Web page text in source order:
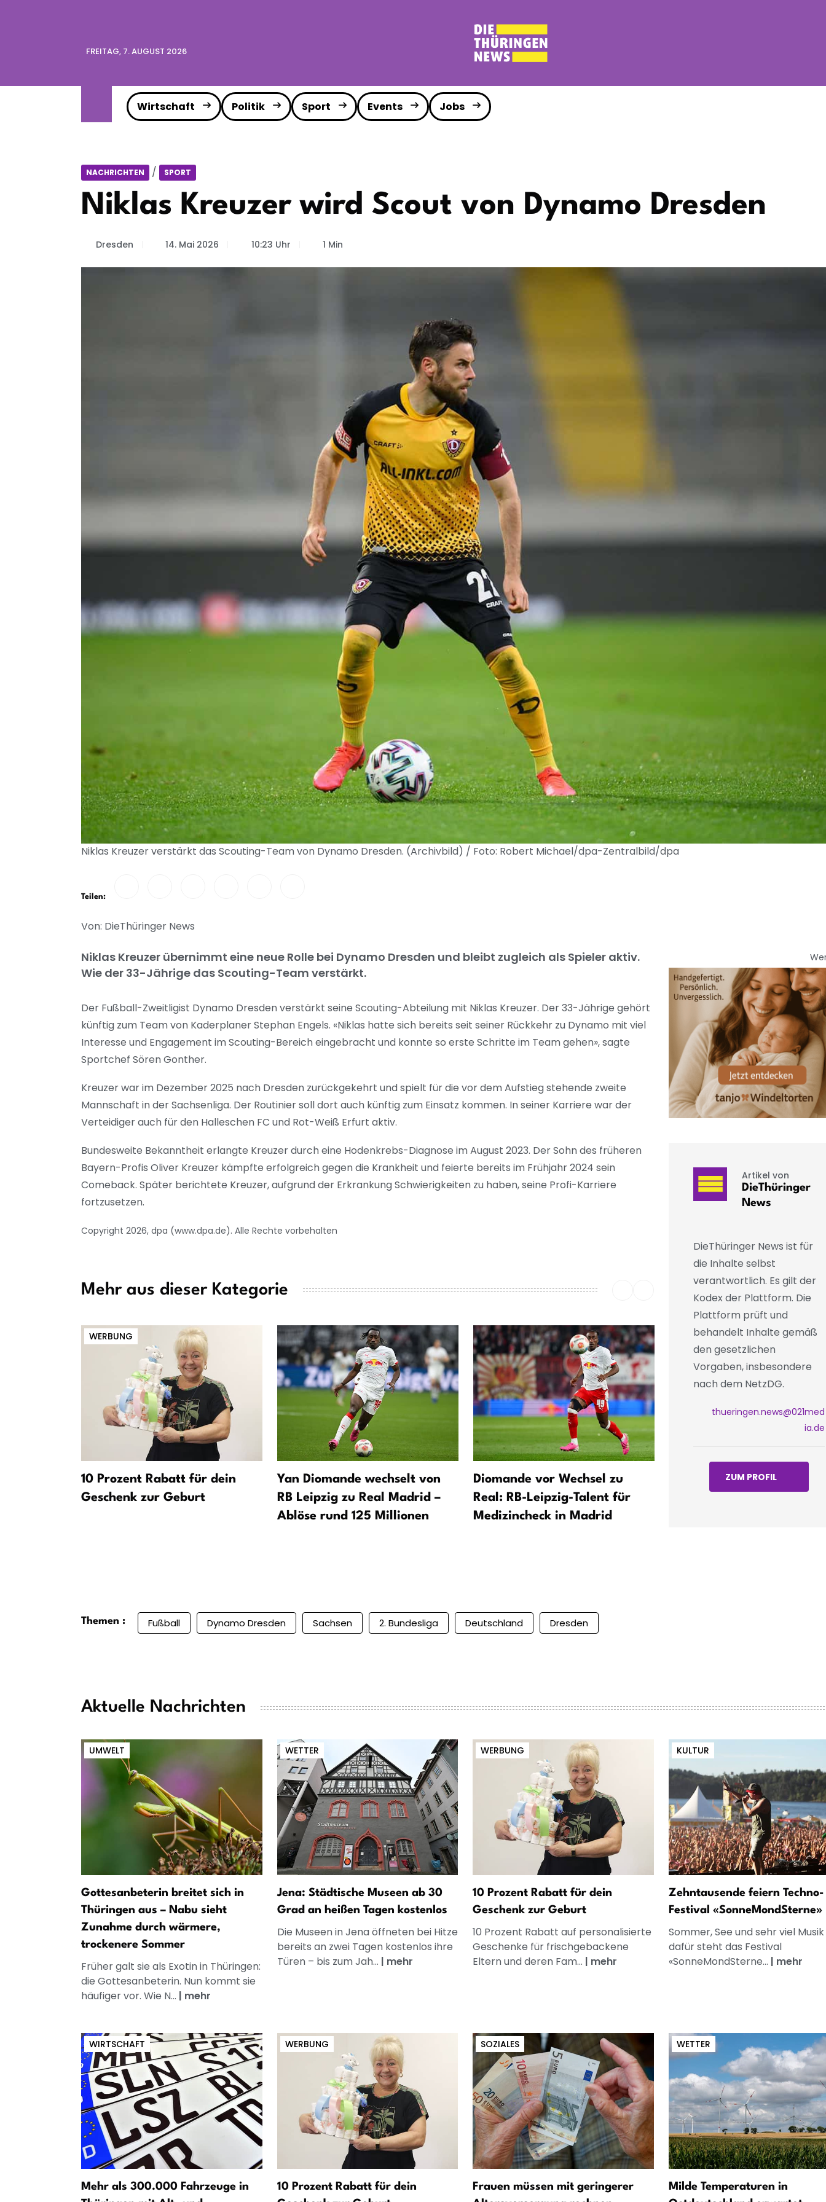
FREITAG, 7. AUGUST 2026
Wirtschaft Politik Sport Events Jobs
NACHRICHTEN / SPORT
Niklas Kreuzer wird Scout von Dynamo Dresden
Dresden 14. Mai 2026 10:23 Uhr 1 Min
Niklas Kreuzer verstärkt das Scouting-Team von Dynamo Dresden. (Archivbild) / Foto: Robert Michael/dpa-Zentralbild/dpa
Teilen:
Von: DieThüringer News
Niklas Kreuzer übernimmt eine neue Rolle bei Dynamo Dresden und bleibt zugleich als Spieler aktiv.
Wie der 33-Jährige das Scouting-Team verstärkt.
Der Fußball-Zweitligist Dynamo Dresden verstärkt seine Scouting-Abteilung mit Niklas Kreuzer. Der 33-Jährige gehört
künftig zum Team von Kaderplaner Stephan Engels. «Niklas hatte sich bereits seit seiner Rückkehr zu Dynamo mit viel
Interesse und Engagement im Scouting-Bereich eingebracht und konnte so erste Schritte im Team gehen», sagte
Sportchef Sören Gonther.
Kreuzer war im Dezember 2025 nach Dresden zurückgekehrt und spielt für die vor dem Aufstieg stehende zweite
Mannschaft in der Sachsenliga. Der Routinier soll dort auch künftig zum Einsatz kommen. In seiner Karriere war der
Verteidiger auch für den Halleschen FC und Rot-Weiß Erfurt aktiv.
Bundesweite Bekanntheit erlangte Kreuzer durch eine Hodenkrebs-Diagnose im August 2023. Der Sohn des früheren
Bayern-Profis Oliver Kreuzer kämpfte erfolgreich gegen die Krankheit und feierte bereits im Frühjahr 2024 sein
Comeback. Später berichtete Kreuzer, aufgrund der Erkrankung Schwierigkeiten zu haben, seine Profi-Karriere
fortzusetzen.
Copyright 2026, dpa (www.dpa.de). Alle Rechte vorbehalten
Mehr aus dieser Kategorie
WERBUNG
10 Prozent Rabatt für dein
Geschenk zur Geburt
Yan Diomande wechselt von
RB Leipzig zu Real Madrid –
Ablöse rund 125 Millionen
Diomande vor Wechsel zu
Real: RB-Leipzig-Talent für
Medizincheck in Madrid
Thüringen: Ein Badetoter
Artikel von
DieThüringer
News
DieThüringer News ist für
die Inhalte selbst
verantwortlich. Es gilt der
Kodex der Plattform. Die
Plattform prüft und
behandelt Inhalte gemäß
den gesetzlichen
Vorgaben, insbesondere
nach dem NetzDG.
thueringen.news@021med
ia.de
ZUM PROFIL
Themen : Fußball Dynamo Dresden Sachsen 2. Bundesliga Deutschland Dresden
Aktuelle Nachrichten
UMWELT
Gottesanbeterin breitet sich in
Thüringen aus – Nabu sieht
Zunahme durch wärmere,
trockenere Sommer
Früher galt sie als Exotin in Thüringen:
die Gottesanbeterin. Nun kommt sie
häufiger vor. Wie N... | mehr
WETTER
Jena: Städtische Museen ab 30
Grad an heißen Tagen kostenlos
Die Museen in Jena öffneten bei Hitze
bereits an zwei Tagen kostenlos ihre
Türen – bis zum Jah... | mehr
WERBUNG
10 Prozent Rabatt für dein
Geschenk zur Geburt
10 Prozent Rabatt auf personalisierte
Geschenke für frischgebackene
Eltern und deren Fam... | mehr
KULTUR
Zehntausende feiern Techno-
Festival «SonneMondSterne»
Sommer, See und sehr viel
dafür steht das Festival
«SonneMondSterne... | mehr
WIRTSCHAFT
Mehr als 300.000 Fahrzeuge in
WERBUNG
10 Prozent Rabatt für dein
SOZIALES
Frauen müssen mit geringerer
WETTER
Milde Temperaturen in